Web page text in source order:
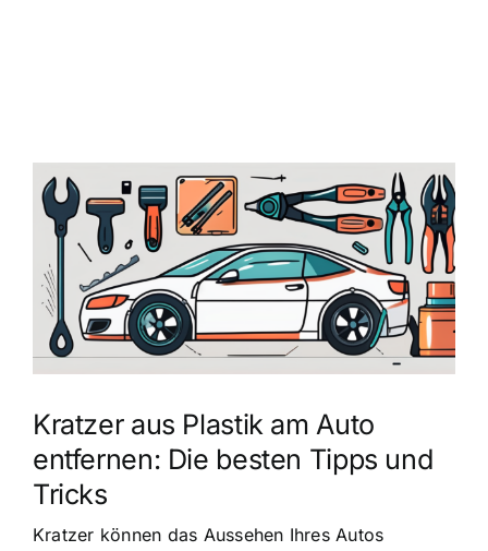
Zeige
grösseres
Bild
Kratzer aus Plastik am Auto
entfernen: Die besten Tipps und
Tricks
Kratzer können das Aussehen Ihres Autos